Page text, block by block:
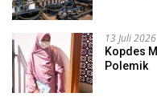
13 Juli 2026
Kopdes
Polemik